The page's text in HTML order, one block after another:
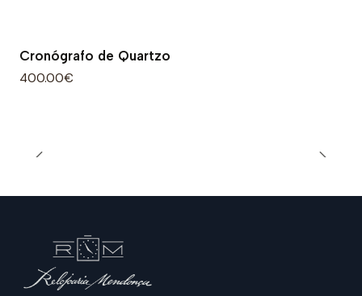
Cronógrafo de Quartzo
400.00€